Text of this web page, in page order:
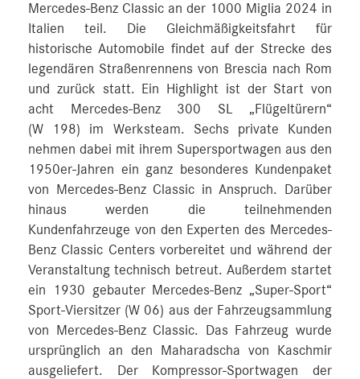
Mercedes-Benz Classic an der 1000 Miglia 2024 in
Italien teil. Die Gleichmäßigkeitsfahrt für
historische Automobile findet auf der Strecke des
legendären Straßenrennens von Brescia nach Rom
und zurück statt. Ein Highlight ist der Start von
acht Mercedes-Benz 300 SL „Flügeltürern“
(W 198) im Werksteam. Sechs private Kunden
nehmen dabei mit ihrem Supersportwagen aus den
1950er-Jahren ein ganz besonderes Kundenpaket
von Mercedes-Benz Classic in Anspruch. Darüber
hinaus werden die teilnehmenden
Kundenfahrzeuge von den Experten des Mercedes-
Benz Classic Centers vorbereitet und während der
Veranstaltung technisch betreut. Außerdem startet
ein 1930 gebauter Mercedes-Benz „Super-Sport“
Sport-Viersitzer (W 06) aus der Fahrzeugsammlung
von Mercedes-Benz Classic. Das Fahrzeug wurde
ursprünglich an den Maharadscha von Kaschmir
ausgeliefert. Der Kompressor-Sportwagen der